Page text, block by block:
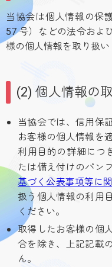
当協会は個人情報の保
57 号）などの法令およ
様の個人情報を取り扱い
(2) 個人情報の
当協会では、信用保
お客様の個人情報を
利用目的の詳細につ
たは備え付けのパン
基づく公表事項等に
扱う個人情報の利用
ください。
取得したお客様の個
合を除き、上記記載
ん。